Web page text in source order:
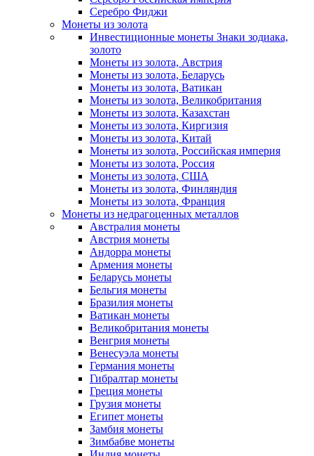
Серебро Фиджи
Монеты из золота
Инвестиционные монеты Знаки зодиака,
золото
Монеты из золота, Австрия
Монеты из золота, Беларусь
Монеты из золота, Ватикан
Монеты из золота, Великобритания
Монеты из золота, Казахстан
Монеты из золота, Киргизия
Монеты из золота, Китай
Монеты из золота, Российская империя
Монеты из золота, Россия
Монеты из золота, США
Монеты из золота, Финляндия
Монеты из золота, Франция
Монеты из недрагоценных металлов
Австралия монеты
Австрия монеты
Андорра монеты
Армения монеты
Беларусь монеты
Бельгия монеты
Бразилия монеты
Ватикан монеты
Великобритания монеты
Венгрия монеты
Венесуэла монеты
Германия монеты
Гибралтар монеты
Греция монеты
Грузия монеты
Египет монеты
Замбия монеты
Зимбабве монеты